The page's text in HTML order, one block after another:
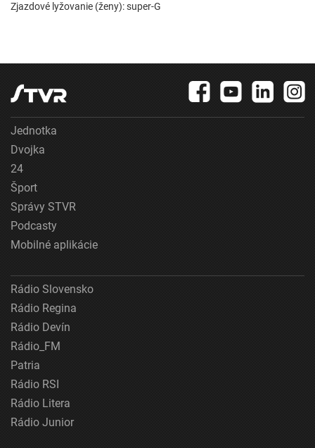
Zjazdové lyžovanie (ženy): super-G
Jednotka
Dvojka
24
Šport
Správy STVR
Podcasty
Mobilné aplikácie
Rádio Slovensko
Rádio Regina
Rádio Devín
Rádio_FM
Patria
Rádio RSI
Rádio Litera
Rádio Junior